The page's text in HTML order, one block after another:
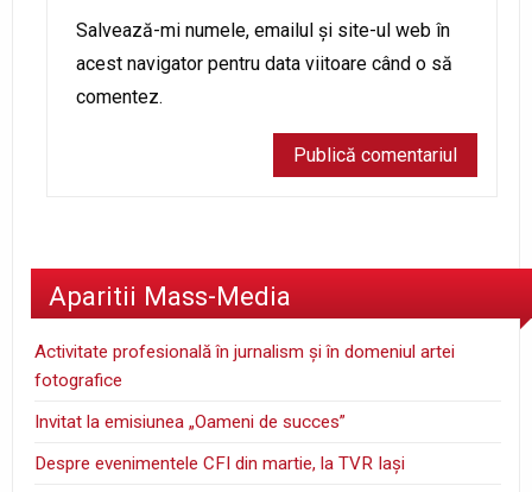
Salvează-mi numele, emailul și site-ul web în
acest navigator pentru data viitoare când o să
comentez.
Aparitii Mass-Media
Activitate profesională în jurnalism şi în domeniul artei
fotografice
Invitat la emisiunea „Oameni de succes”
Despre evenimentele CFI din martie, la TVR Iaşi